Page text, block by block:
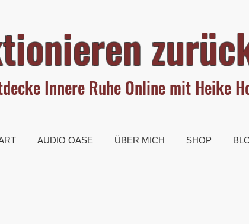
Innere Ruhe Online mit Heike
AUDIO OASE ÜBER MICH SHOP